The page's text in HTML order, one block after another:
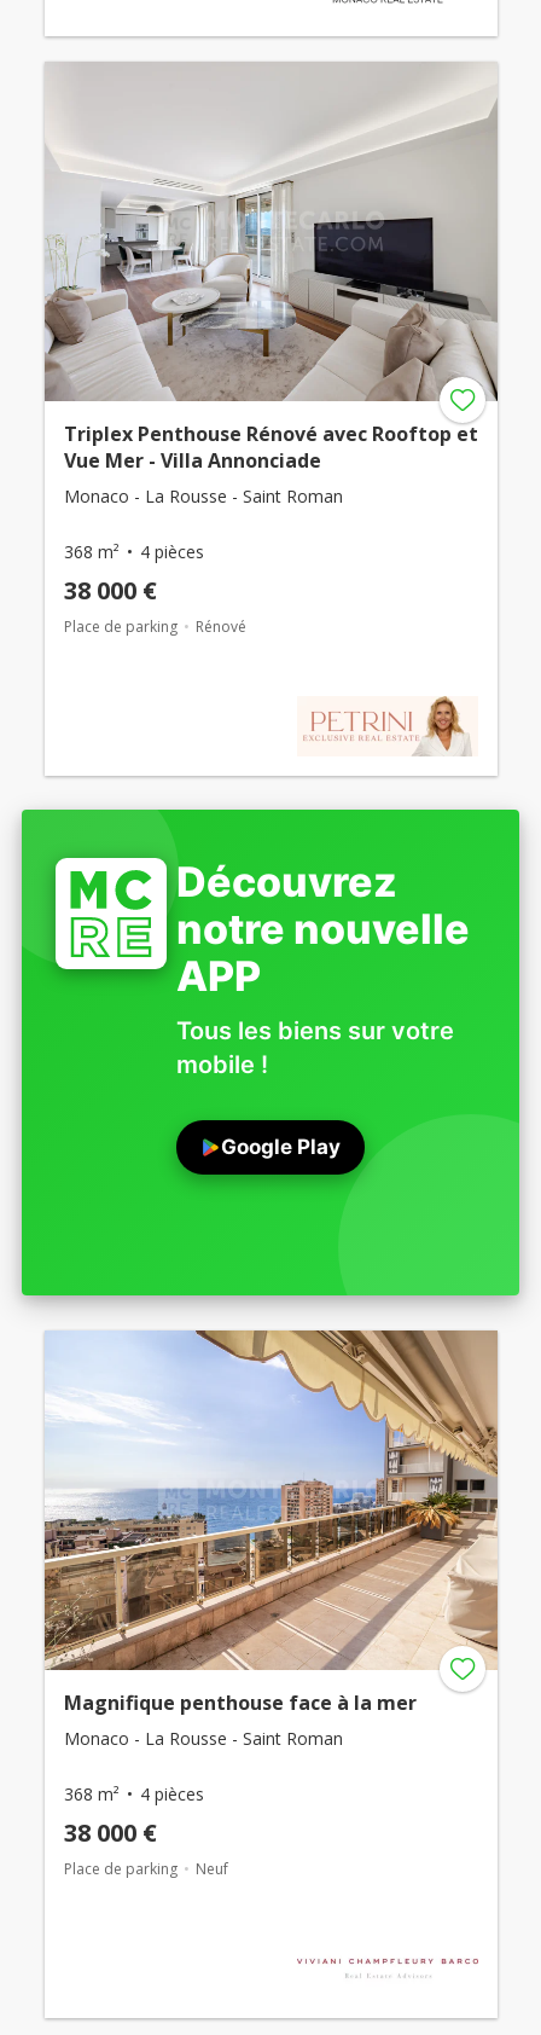
Triplex Penthouse Rénové avec Rooftop et
Vue Mer - Villa Annonciade
Monaco - La Rousse - Saint Roman
368 m² 4 pièces
38 000 €
Place de parking Rénové
Découvrez
notre nouvelle
APP
Tous les biens sur votre
mobile !
Google Play
Magnifique penthouse face à la mer
Monaco - La Rousse - Saint Roman
368 m² 4 pièces
38 000 €
Place de parking Neuf